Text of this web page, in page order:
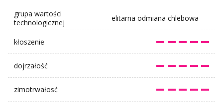
grupa wartości
technologicznej
elitarna odmiana chlebowa
kłoszenie
dojrzałość
zimotrwałosć